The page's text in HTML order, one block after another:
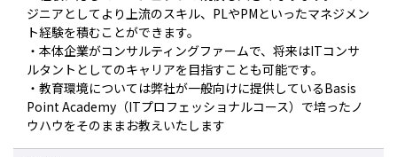
ジニアとしてより上流のスキル、PLやPMといったマネジメン
ト経験を積むことができます。
・本体企業がコンサルティングファームで、将来はITコンサ
ルタントとしてのキャリアを目指すことも可能です。
・教育環境については弊社が一般向けに提供しているBasis
Point Academy（ITプロフェッショナルコース）で培ったノ
ウハウをそのままお教えいたします